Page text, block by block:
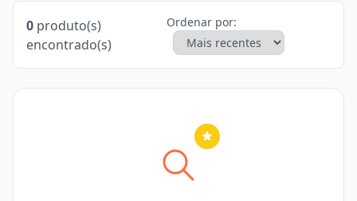
0 produto(s)
encontrado(s)
Ordenar por: